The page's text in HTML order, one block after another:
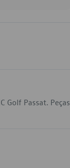
Golf Passat. Peças